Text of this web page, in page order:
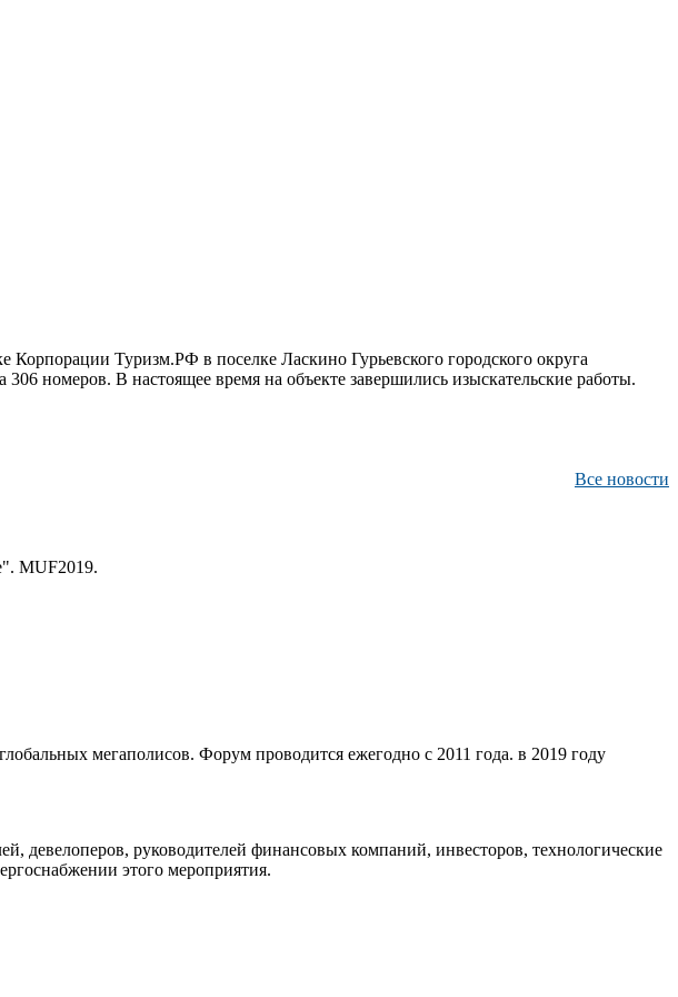
Корпорации Туризм.РФ в поселке Ласкино Гурьевского городского округа
номеров. В настоящее время на объекте завершились изыскательские работы.
Все новости
MUF2019.
мегаполисов. Форум проводится ежегодно с 2011 года. в 2019 году
девелоперов, руководителей финансовых компаний, инвесторов, технологические
этого мероприятия.